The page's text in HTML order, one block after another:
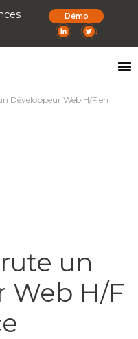
Démo
Développeur Web H/F en
un
Web H/F